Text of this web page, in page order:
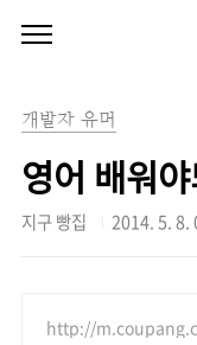
개발자 유머
영어 배워
지구 빵집 2014. 5. 8.
http://